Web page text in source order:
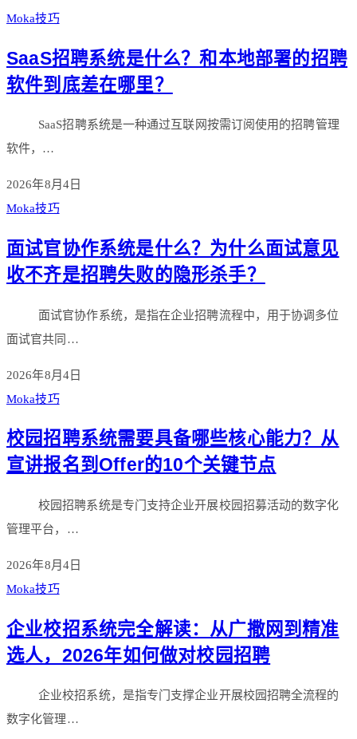
Moka技巧
SaaS招聘系统是什么？和本地部署的招聘
软件到底差在哪里？
SaaS招聘系统是一种通过互联网按需订阅使用的招聘管理
软件，…
2026年8月4日
Moka技巧
面试官协作系统是什么？为什么面试意见
收不齐是招聘失败的隐形杀手？
面试官协作系统，是指在企业招聘流程中，用于协调多位
面试官共同…
2026年8月4日
Moka技巧
校园招聘系统需要具备哪些核心能力？从
宣讲报名到Offer的10个关键节点
校园招聘系统是专门支持企业开展校园招募活动的数字化
管理平台，…
2026年8月4日
Moka技巧
企业校招系统完全解读：从广撒网到精准
选人，2026年如何做对校园招聘
企业校招系统，是指专门支撑企业开展校园招聘全流程的
数字化管理…